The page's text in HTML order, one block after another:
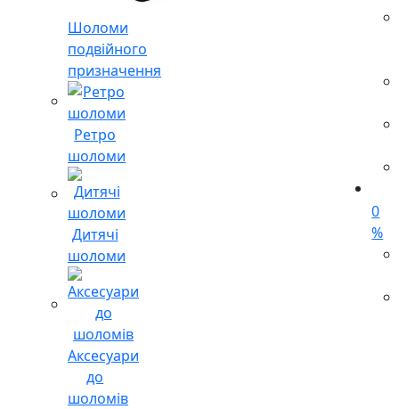
Шоломи
подвійного
призначення
Ретро
шоломи
Дитячі
шоломи
Аксесуари
до
шоломів
0
%